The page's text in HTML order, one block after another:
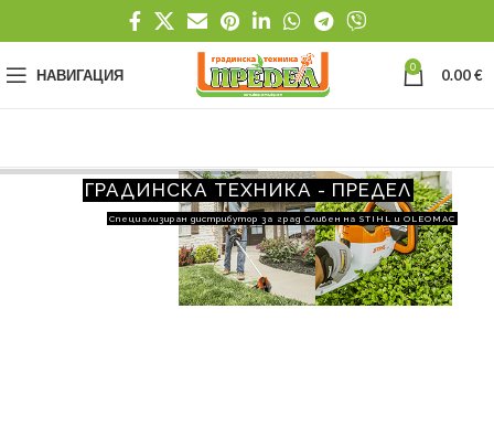
НАВИГАЦИЯ 0 0.00€
ГРАДИНСКА ТЕХНИКА - ПРЕДЕЛ
Специализиран дистрибутор за град Сливен на STIHL и OLEOMAC